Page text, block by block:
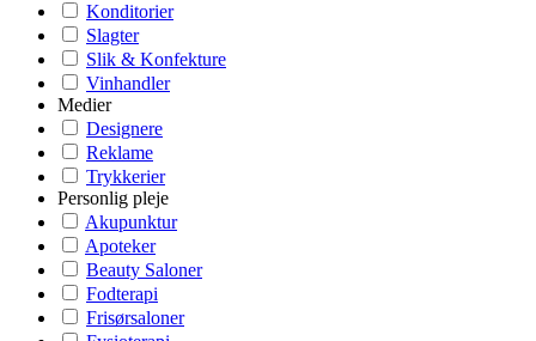
Konditorier
Slagter
Slik & Konfekture
Vinhandler
Medier
Designere
Reklame
Trykkerier
Personlig pleje
Akupunktur
Apoteker
Beauty Saloner
Fodterapi
Frisørsaloner